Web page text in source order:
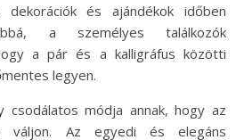
dekorációk és ajándékok időben
a személyes találkozók
a pár és a kalligráfus közötti
legyen.
csodálatos módja annak, hogy az
váljon. Az egyedi és elegáns